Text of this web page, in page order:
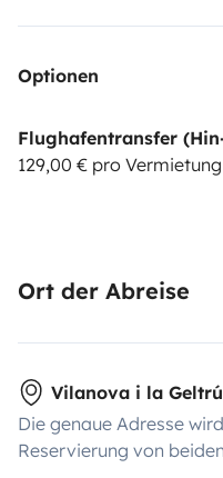
Optionen
Flughafentransfer
129,00 € pro Vermietung
Ort der Abreise
Vilanova i la
Die genaue Adresse
Reservierung von